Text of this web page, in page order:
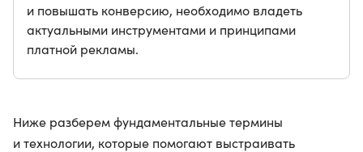
и повышать конверсию, необходимо владеть
актуальными инструментами и принципами
платной рекламы.
Ниже разберем фундаментальные термины
и технологии, которые помогают выстраивать